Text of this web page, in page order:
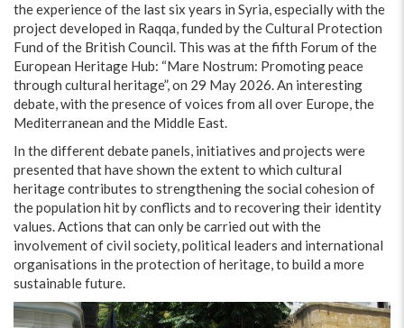
the experience of the last six years in Syria, especially with the
project developed in Raqqa, funded by the Cultural Protection
Fund of the British Council. This was at the fifth Forum of the
European Heritage Hub: “Mare Nostrum: Promoting peace
through cultural heritage”, on 29 May 2026. An interesting
debate, with the presence of voices from all over Europe, the
Mediterranean and the Middle East.
In the different debate panels, initiatives and projects were
presented that have shown the extent to which cultural
heritage contributes to strengthening the social cohesion of
the population hit by conflicts and to recovering their identity
values. Actions that can only be carried out with the
involvement of civil society, political leaders and international
organisations in the protection of heritage, to build a more
sustainable future.